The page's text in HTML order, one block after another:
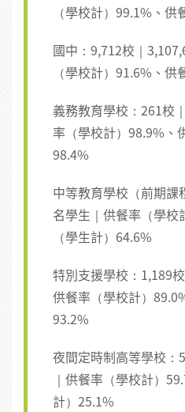
（學校計）99.1%、
國中：9,712校｜
（學校計）91.6%、
義務教育學校：261校
率（學校計）98.9%、
98.4%
中等教育學校（前期課
名學生｜供餐率（學校
（學生計）64.6%
特別支援學校：1,189
供餐率（學校計）
93.2%
夜間定時制高等學校：
｜供餐率（學校計）
計）25.1%